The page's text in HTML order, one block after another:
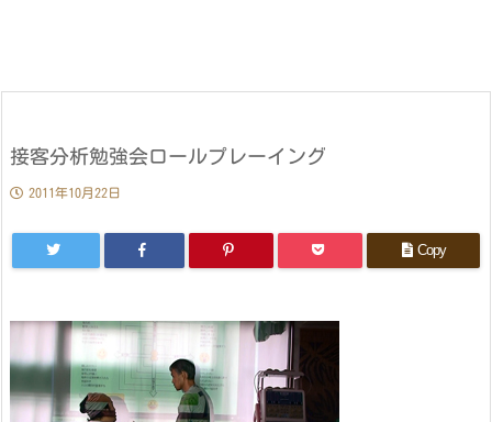
接客分析勉強会ロールプレーイング
2011年10月22日
Copy